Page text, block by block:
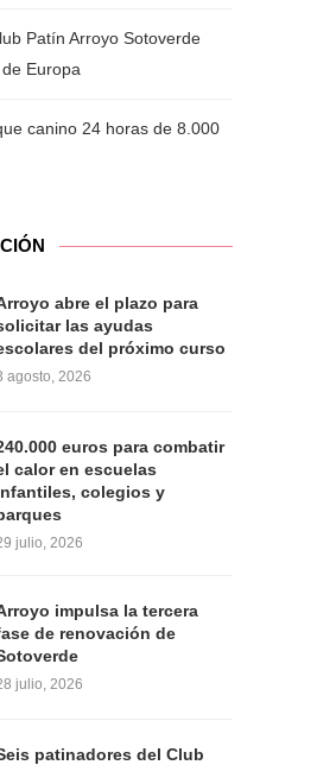
Patín Arroyo Sotoverde
Europa
canino 24 horas de 8.000
abre el plazo para
las ayudas
del próximo curso
agosto, 2026
euros para combatir
calor en escuelas
colegios y
julio, 2026
impulsa la tercera
de renovación de
julio, 2026
patinadores del Club